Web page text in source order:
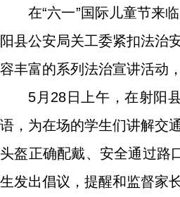
在“六一”国际儿童节来
阳县公安局关工委紧扣法治
容丰富的系列法治宣讲活动
5月28日上午，在射阳
语，为在场的学生们讲解交
头盔正确配戴、安全通过路
生发出倡议，提醒和监督家